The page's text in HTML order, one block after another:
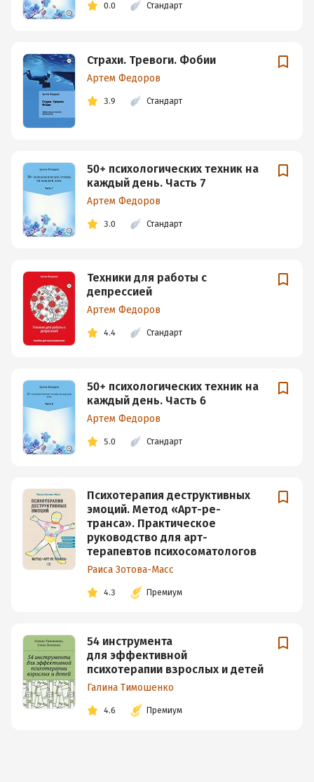
0.0 Стандарт
Страхи. Тревоги. Фобии
Артем Федоров
3.9 Стандарт
50+ психологических техник на
каждый день. Часть 7
Артем Федоров
3.0 Стандарт
Техники для работы с
депрессией
Артем Федоров
4.4 Стандарт
50+ психологических техник на
каждый день. Часть 6
Артем Федоров
5.0 Стандарт
Психотерапия деструктивных
эмоций. Метод «Арт-ре-
транса». Практическое
руководство для арт-
терапевтов психосоматологов
Раиса Зотова-Масс
4.3 Премиум
54 инструмента
для эффективной
психотерапии взрослых и детей
Галина Тимошенко
4.6 Премиум